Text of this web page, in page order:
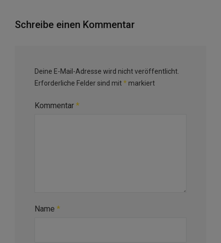
Schreibe einen Kommentar
Deine E-Mail-Adresse wird nicht veröffentlicht.
Erforderliche Felder sind mit* markiert
Kommentar *
Name *